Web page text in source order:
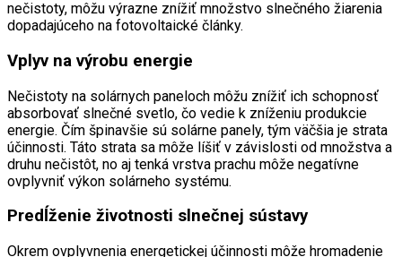
nečistoty, môžu výrazne znížiť množstvo slnečného žiarenia
dopadajúceho na fotovoltaické články.
Vplyv na výrobu energie
Nečistoty na solárnych paneloch môžu znížiť ich schopnosť
absorbovať slnečné svetlo, čo vedie k zníženiu produkcie
energie. Čím špinavšie sú solárne panely, tým väčšia je strata
účinnosti. Táto strata sa môže líšiť v závislosti od množstva a
druhu nečistôt, no aj tenká vrstva prachu môže negatívne
ovplyvniť výkon solárneho systému.
Predĺženie životnosti slnečnej sústavy
Okrem ovplyvnenia energetickej účinnosti môže hromadenie